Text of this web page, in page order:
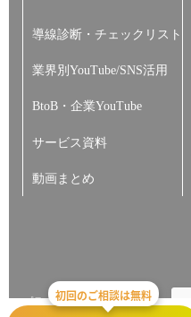
初回のご相談は無料
導線診断・チェックリスト
業界別YouTube/SNS活用
BtoB・企業YouTube
サービス資料
動画まとめ
プライバシーポリシーサイトマップ